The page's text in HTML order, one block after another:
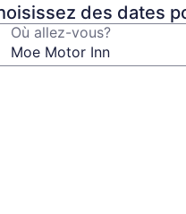
des dates
Où allez-vous?